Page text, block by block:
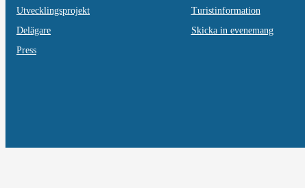
Utvecklingsprojekt
Delägare
Press
Turistinformation
Skicka in evenemang